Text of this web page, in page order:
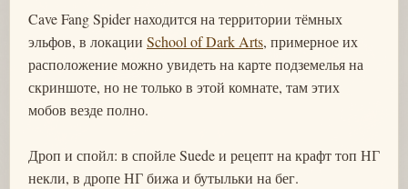
Cave Fang Spider находится на территории тёмных
эльфов, в локации School of Dark Arts, примерное их
расположение можно увидеть на карте подземелья на
скриншоте, но не только в этой комнате, там этих
мобов везде полно.
Дроп и спойл: в спойле Suede и рецепт на крафт топ НГ
некли, в дропе НГ бижа и бутыльки на бег.